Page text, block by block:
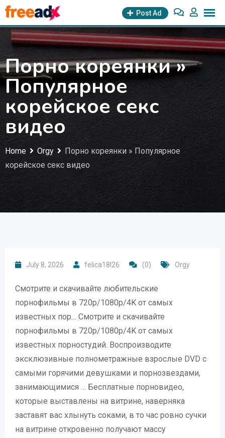
Skip
to
content
Post Ad
Порно кореянки »
Популярное
корейское секс
видео
Home Orgy
Порно кореянки » Популярное
корейское секс видео
July 8, 2026 felica18l26 (0) Orgy
Смотрите и скачивайте любительские
порнофильмы в 720p/1080p/4K от самых
известных пор… Смотрите и скачивайте
порнофильмы в 720p/1080p/4K от самых
известных порностудий. Воспроизводите
эксклюзивные полнометражные взрослые DVD с
самыми горячими девушками и порнозвездами,
занимающимися … Бесплатные порновидео,
которые выставлены на витрине, наверняка
заставят вас хлынуть соками, в то час ровно сучки
на витрине откровенно получают массу